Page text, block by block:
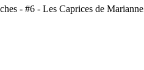
- #6 - Les Caprices de Marianne